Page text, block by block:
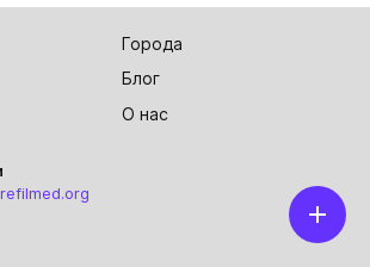
Города
Блог
О нас